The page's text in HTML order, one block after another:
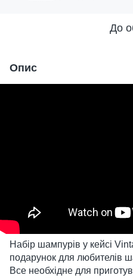
До
Опис
Набір шампурів у кейсі
подарунок для любителів
Все необхідне для